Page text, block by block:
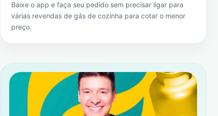
Baixe o app e faça seu pedido sem precisar ligar para
várias revendas de gás de cozinha para cotar o menor
preço.